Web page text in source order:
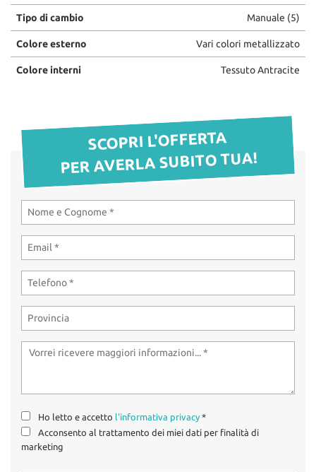
CHI SIAMO
LA VOCE DEI CLIENTI
HOME
OFFERTE OPEL
USATO / KM0 /
AZIENDALI
OFFICINA
Tipo di cambio Manuale (5)
Colore esterno Vari colori metallizzato
Colore interni Tessuto Antracite
SCOPRI L'OFFERTA
PER AVERLA SUBITO TUA!
Ho letto e accetto l'informativa privacy *
Acconsento al trattamento dei miei dati per finalità di
marketing
alla
cookie
Puoi
rivedere
scelte
in
qualsiasi
momento.
Cookie necessari
Cookie delle preferenze
Cookie di marketing